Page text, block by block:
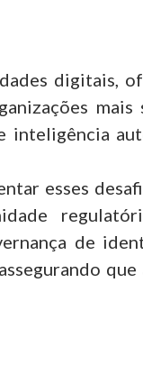
digitais,
mais
inteligência
esses
de